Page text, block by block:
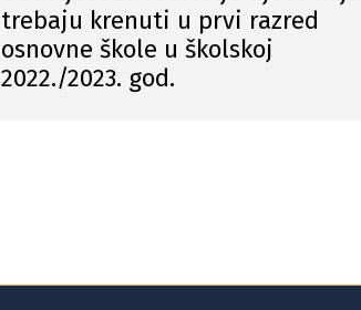
trebaju krenuti u prvi razred
osnovne škole u školskoj
2022./2023. god.